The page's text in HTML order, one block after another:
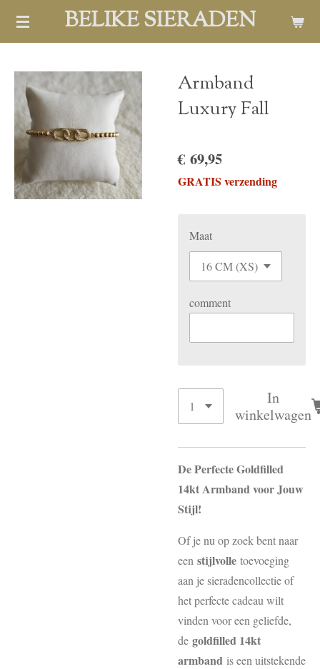
Ga
hoofdinhoud
BELIKE SIERADEN
Armband
Luxury Fall
€ 69,95
GRATIS verzending
Maat
comment
In
winkelwagen
De Perfecte Goldfilled
14kt Armband voor Jouw
Stijl!
Of je nu op zoek bent naar
een stijlvolle toevoeging
aan je sieradencollectie of
het perfecte cadeau wilt
vinden voor een geliefde,
de goldfilled 14kt
armband is een uitstekende